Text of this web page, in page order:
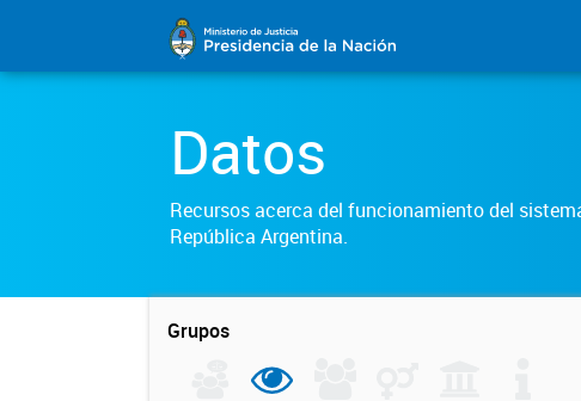
Datos
Recursos acerca del funcionamiento del
República Argentina.
Grupos